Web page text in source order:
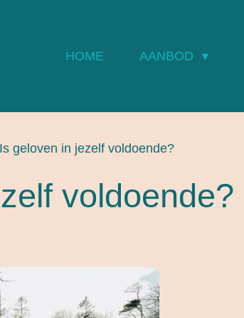
HOME AANBOD
Is geloven in jezelf voldoende?
voldoende?